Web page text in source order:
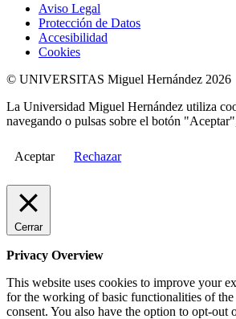
Aviso Legal
Protección de Datos
Accesibilidad
Cookies
© UNIVERSITAS Miguel Hernández 2026
La Universidad Miguel Hernández utiliza
navegando o pulsas sobre el botón
Aceptar Rechazar
Cerrar
Privacy Overview
This website uses cookies to improve your
for the working of basic functionalities of
consent. You also have the option to opt-